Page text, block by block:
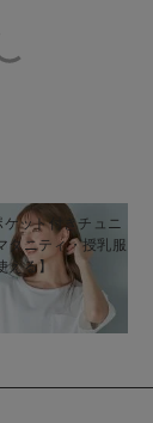
ット付きチュニ
ニティ・授乳服
える】